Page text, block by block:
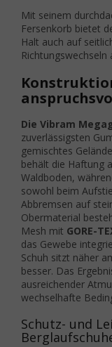
Mit seinem
Fersenkorb bietet
Halt auch auf
Die Vibram
zuverlässigsten
gemischtes
behält die Haftung
Waldboden,
sowohl beim
Abbremsen auf
Obermaterial
Mesh mit GORE-
das Gewebe
Schuh sitzt näher
besser. Das
ausreichender
wechselhafte
Schutz- und